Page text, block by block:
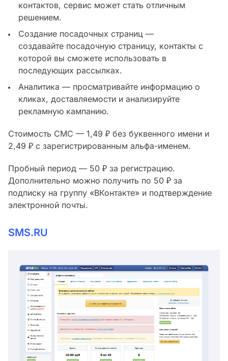
контактов, сервис может стать отличным
решением.
Создание посадочных страниц —
создавайте посадочную страницу, контакты с
которой вы сможете использовать в
последующих рассылках.
Аналитика — просматривайте информацию о
кликах, доставляемости и анализируйте
рекламную кампанию.
Стоимость СМС — 1,49 ₽ без буквенного имени и
2,49 ₽ с зарегистрированным альфа-именем.
Пробный период — 50 ₽ за регистрацию.
Дополнительно можно получить по 50 ₽ за
подписку на группу «ВКонтакте» и подтверждение
электронной почты.
SMS.RU